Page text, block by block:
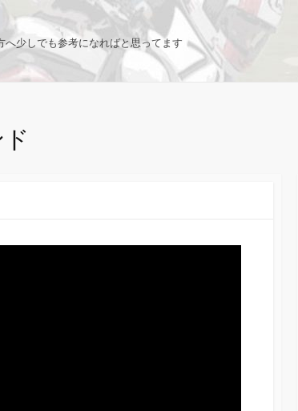
少しでも参考になればと思ってます